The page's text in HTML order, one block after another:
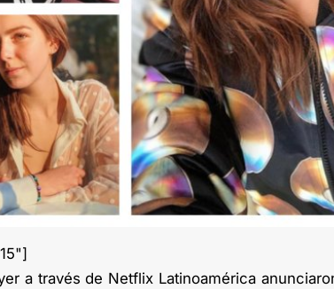
a través de Netflix Latinoamérica